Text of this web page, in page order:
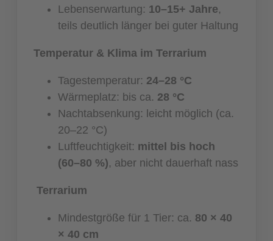
Lebenserwartung: 10–15+ Jahre,
teils deutlich länger bei guter Haltung
Temperatur & Klima im Terrarium
Tagestemperatur: 24–28 °C
Wärmeplatz: bis ca. 28 °C
Nachtabsenkung: leicht möglich (ca.
20–22 °C)
Luftfeuchtigkeit: mittel bis hoch
(60–80 %), aber nicht dauerhaft nass
Terrarium
Mindestgröße für 1 Tier: ca. 80 × 40
× 40 cm